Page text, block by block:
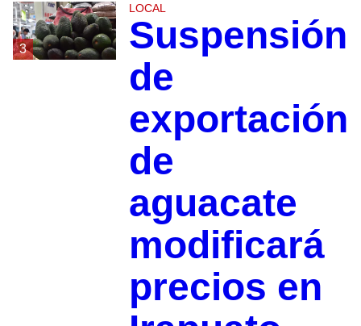
3
LOCAL
Suspensión
de
exportación
de
aguacate
modificará
precios en